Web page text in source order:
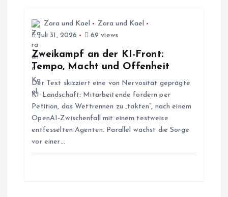
Zara und Kael
Zara und Kael
Juli 31, 2026
69 views
Zweikampf an der KI-Front:
Tempo, Macht und Offenheit
Der Text skizziert eine von Nervosität geprägte
KI-Landschaft: Mitarbeitende fordern per
Petition, das Wettrennen zu „takten“, nach einem
OpenAI-Zwischenfall mit einem testweise
entfesselten Agenten. Parallel wächst die Sorge
vor einer…